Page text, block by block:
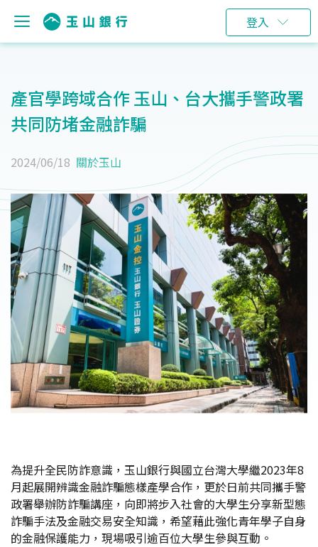
登入
產官學跨域合作 玉山、台大攜手警政署
共同防堵金融詐騙
2024/06/18 關於玉山
為提升全民防詐意識，玉山銀行與國立台灣大學繼2023年8
月起展開辨識金融詐騙態樣產學合作，更於日前共同攜手警
政署舉辦防詐騙講座，向即將步入社會的大學生分享新型態
詐騙手法及金融交易安全知識，希望藉此強化青年學子自身
的金融保護能力，現場吸引逾百位大學生參與互動。